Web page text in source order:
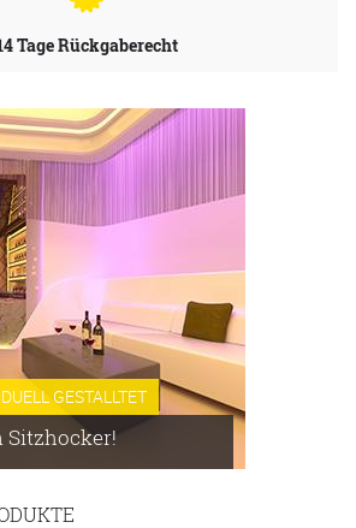
Tage Rückgaberecht
GESTALLTET
Sitzhocker!